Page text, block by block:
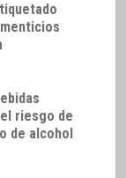
riesgo de
de alcohol